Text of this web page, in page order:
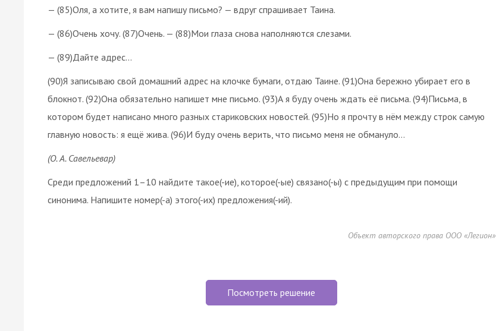
— (85)Оля, а хотите, я вам напишу письмо? — вдруг спрашивает Таина.
— (86)Очень хочу. (87)Очень. — (88)Мои глаза снова наполняются слезами.
— (89)Дайте адрес…
(90)Я записываю свой домашний адрес на клочке бумаги, отдаю Таине. (91)Она бережно убирает его в
блокнот. (92)Она обязательно напишет мне письмо. (93)А я буду очень ждать её письма. (94)Письма, в
котором будет написано много разных стариковских новостей. (95)Но я прочту в нём между строк самую
главную новость: я ещё жива. (96)И буду очень верить, что письмо меня не обмануло…
(О. А. Савельеваp)
Среди предложений 1–10 найдите такое(-ие), которое(-ые) связано(-ы) с предыдущим при помощи
синонима. Напишите номер(-а) этого(-их) предложения(-ий).
Объект авторского права ООО «Легион»
Посмотреть решение